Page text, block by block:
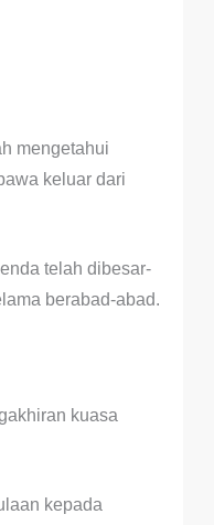
mengetahui
keluar dari
telah dibesar-
berabad-abad.
kuasa
kepada